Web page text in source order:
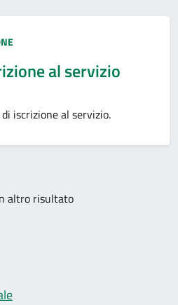
al servizio
iscrizione al servizio.
altro risultato